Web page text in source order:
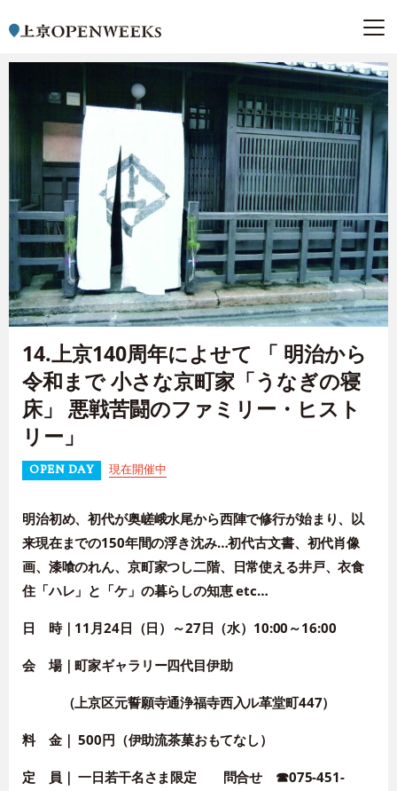
14.上京140周年によせて 「 明治から
令和まで 小さな京町家「うなぎの寝
床」 悪戦苦闘のファミリー・ヒスト
リー」
OPEN DAY 現在開催中
明治初め、初代が奥嵯峨水尾から西陣で修行が始まり、以
来現在までの150年間の浮き沈み…初代古文書、初代肖像
画、漆喰のれん、京町家つし二階、日常使える井戸、衣食
住「ハレ」と「ケ」の暮らしの知恵 etc…
日 時｜ 11月24日 （日）～27日 （水） 10:00～16:00
会 場｜町家ギャラリー四代目伊助
（上京区元誓願寺通浄福寺西入ル革堂町447）
料 金｜500円 （伊助流茶菓おもてなし）
定 員｜一日若干名さま限定 問合せ ☎075-451-